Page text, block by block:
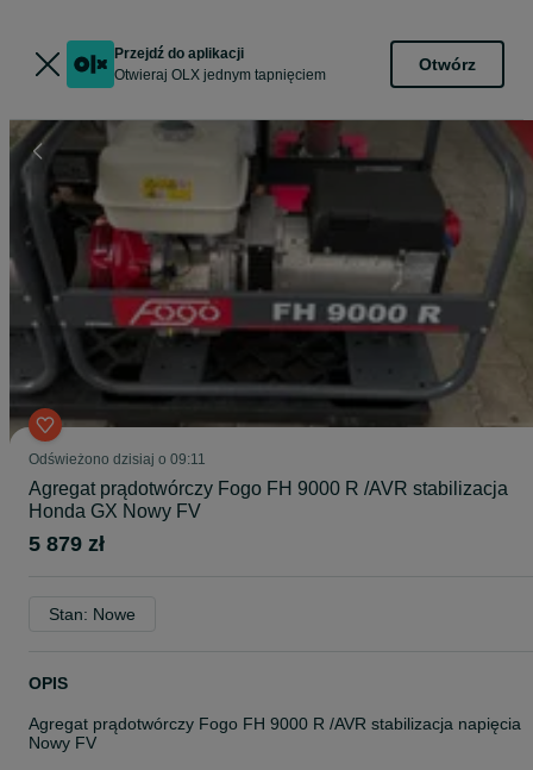
Przejdź do aplikacji
Otwieraj OLX jednym tapnięciem
Otwórz
Odświeżono dzisiaj o 09:11
Agregat prądotwórczy Fogo FH 9000 R /AVR stabilizacja
Honda GX Nowy FV
5 879 zł
Stan: Nowe
OPIS
Agregat prądotwórczy Fogo FH 9000 R /AVR stabilizacja napięcia
Nowy FV